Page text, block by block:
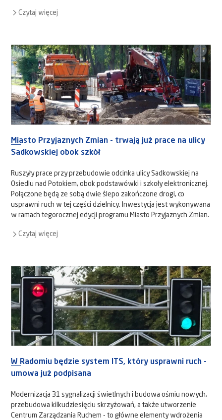
Czytaj więcej
Miasto Przyjaznych Zmian - trwają już prace na ulicy
Sadkowskiej obok szkół
Ruszyły prace przy przebudowie odcinka ulicy Sadkowskiej na
Osiedlu nad Potokiem, obok podstawówki i szkoły elektronicznej.
Połączone będą ze sobą dwie ślepo zakończone drogi, co
usprawni ruch w tej części dzielnicy. Inwestycja jest wykonywana
w ramach tegorocznej edycji programu Miasto Przyjaznych Zmian.
Czytaj więcej
W Radomiu będzie system ITS, który usprawni ruch -
umowa już podpisana
Modernizacja 31 sygnalizacji świetlnych i budowa ośmiu nowych,
przebudowa kilkudziesięciu skrzyżowań, a także utworzenie
Centrum Zarządzania Ruchem - to główne elementy wdrożenia